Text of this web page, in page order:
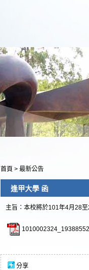
首頁 > 最新公告
逢甲大學 函
主旨：本校將於101年4月28
分享